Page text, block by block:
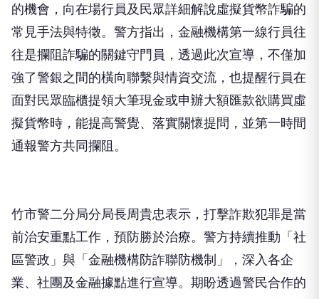
的機會，向在場行員及民眾詳細解說虛擬貨幣詐騙的
常見手法與特徵。警方指出，金融機構第一線行員往
往是攔阻詐騙的關鍵守門員，透過此次宣導，不僅加
強了警銀之間的橫向聯繫與情資交流，也提醒行員在
面對民眾臨櫃提領大筆現金或申辦大額匯款欲購買虛
擬貨幣時，能提高警覺、落實關懷提問，並第一時間
通報警方共同攔阻。
竹市警二分局分局長周貴忠表示，打擊詐欺犯罪是當
前治安重點工作，預防勝於治療。警方持續推動「社
區警政」與「金融機構防詐聯防機制」，深入各企
業、社團及金融據點進行宣導。期盼透過警民合作的